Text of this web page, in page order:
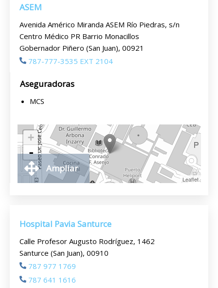
ASEM
Avenida Américo Miranda ASEM Río Piedras, s/n
Centro Médico PR Barrio Monacillos
Gobernador Piñero (San Juan), 00921
787-777-3535 EXT 2104
Aseguradoras
MCS
+
-
Leaflet
Ampliar
Hospital Pavia Santurce
Calle Profesor Augusto Rodríguez, 1462
Santurce (San Juan), 00910
787 977 1769
787 641 1616